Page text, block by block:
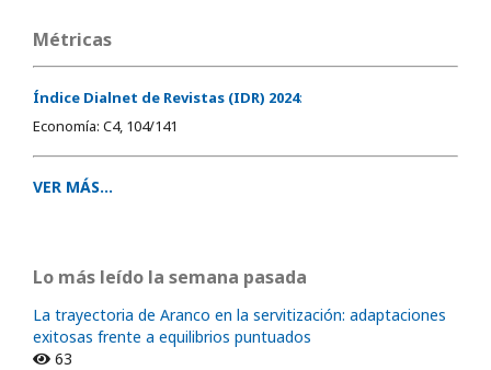
Métricas
Índice Dialnet de Revistas (IDR) 2024:
Economía: C4, 104/141
VER MÁS...
Lo más leído la semana pasada
La trayectoria de Aranco en la servitización: adaptaciones
exitosas frente a equilibrios puntuados
63